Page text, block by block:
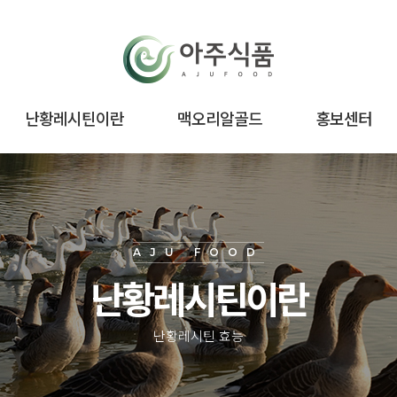
난황레시틴이란 맥오리알골드 홍보센터
AJU FOOD
난황레시틴이란
난황레시틴 효능